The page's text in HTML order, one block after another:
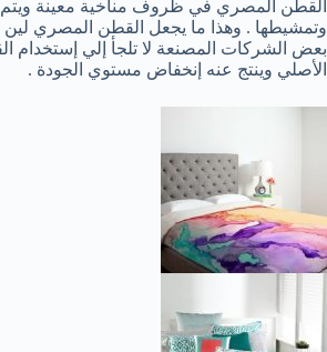
القطن المصري في ظروف مناخية معينة ويتم
وتمشيطها . وهذا ما يجعل القطن المصري لين
بعض الشركات المصنعة لا تلجأ إلي إستخدام
الأصلي وينتج عنه إنخفاض مستوي الجودة .